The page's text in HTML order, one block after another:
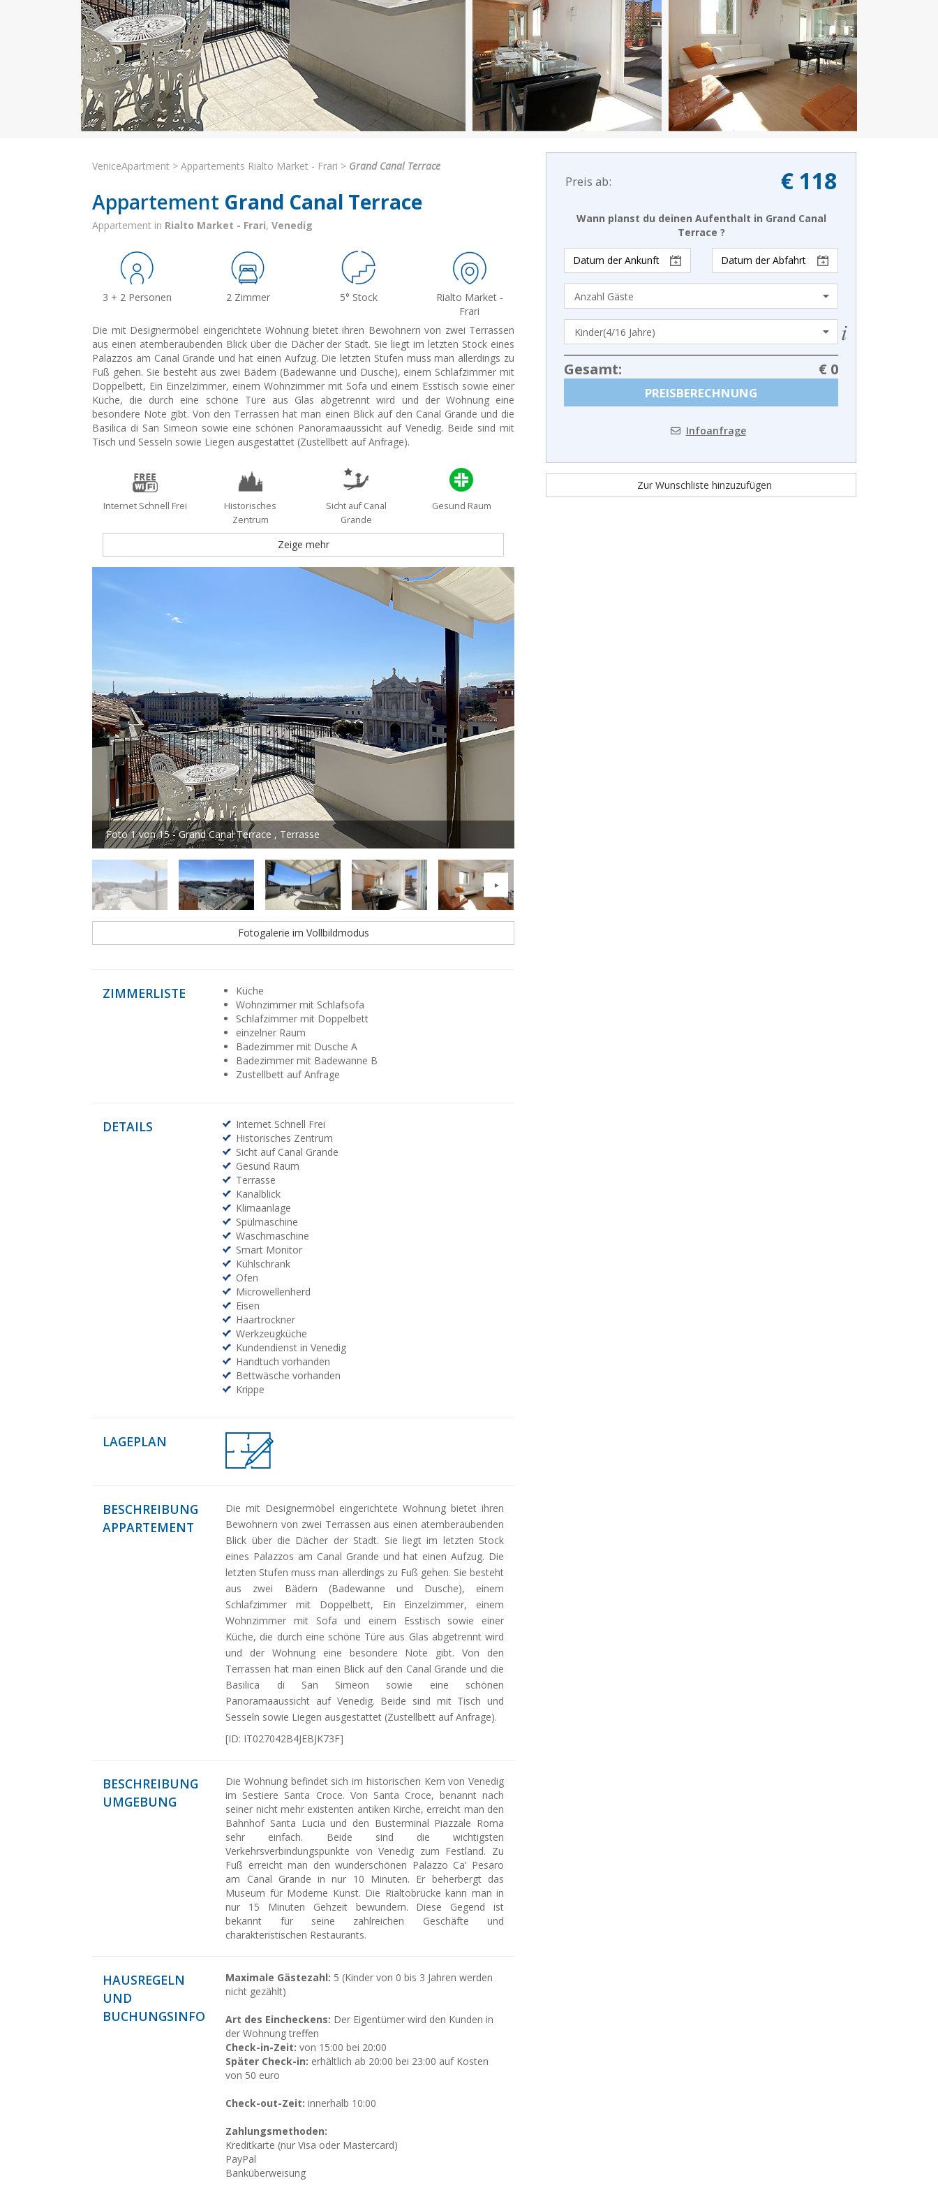
VeniceApartment > Appartements Rialto Market - Frari > Grand Canal Terrace
Appartement Grand Canal Terrace
Appartement in Rialto Market - Frari, Venedig
3 + 2 Personen 2 Zimmer 5° Stock
Rialto Market -
Frari
Die mit Designermöbel eingerichtete Wohnung bietet ihren Bewohnern von zwei Terrassen
aus einen atemberaubenden Blick über die Dächer der Stadt. Sie liegt im letzten Stock eines
Palazzos am Canal Grande und hat einen Aufzug. Die letzten Stufen muss man allerdings zu
Fuß gehen. Sie besteht aus zwei Bädern (Badewanne und Dusche), einem Schlafzimmer mit
Doppelbett, Ein Einzelzimmer, einem Wohnzimmer mit Sofa und einem Esstisch sowie einer
Küche, die durch eine schöne Türe aus Glas abgetrennt wird und der Wohnung eine
besondere Note gibt. Von den Terrassen hat man einen Blick auf den Canal Grande und die
Basilica di San Simeon sowie eine schönen Panoramaaussicht auf Venedig. Beide sind mit
Tisch und Sesseln sowie Liegen ausgestattet (Zustellbett auf Anfrage).
Internet Schnell Frei
Historisches
Zentrum
Sicht auf Canal
Grande
Gesund Raum
Zeige mehr
Foto 1 von 15 - Grand Canal Terrace , Terrasse
Fotogalerie im Vollbildmodus
ZIMMERLISTE
Küche
Wohnzimmer mit Schlafsofa
Schlafzimmer mit Doppelbett
einzelner Raum
Badezimmer mit Dusche A
Badezimmer mit Badewanne B
Zustellbett auf Anfrage
DETAILS
Internet Schnell Frei
Historisches Zentrum
Sicht auf Canal Grande
Gesund Raum
Terrasse
Kanalblick
Klimaanlage
Spülmaschine
Waschmaschine
Smart Monitor
Kühlschrank
Ofen
Microwellenherd
Eisen
Haartrockner
Werkzeugküche
Kundendienst in Venedig
Handtuch vorhanden
Bettwäsche vorhanden
Krippe
LAGEPLAN
BESCHREIBUNG
APPARTEMENT
Die mit Designermöbel eingerichtete Wohnung bietet ihren
Bewohnern von zwei Terrassen aus einen atemberaubenden
Blick über die Dächer der Stadt. Sie liegt im letzten Stock
eines Palazzos am Canal Grande und hat einen Aufzug. Die
letzten Stufen muss man allerdings zu Fuß gehen. Sie besteht
aus zwei Bädern (Badewanne und Dusche), einem
Schlafzimmer mit Doppelbett, Ein Einzelzimmer, einem
Wohnzimmer mit Sofa und einem Esstisch sowie einer
Küche, die durch eine schöne Türe aus Glas abgetrennt wird
und der Wohnung eine besondere Note gibt. Von den
Terrassen hat man einen Blick auf den Canal Grande und die
Basilica di San Simeon sowie eine schönen
Panoramaaussicht auf Venedig. Beide sind mit Tisch und
Sesseln sowie Liegen ausgestattet (Zustellbett auf Anfrage).
[ID: IT027042B4JEBJK73F]
BESCHREIBUNG
UMGEBUNG
Die Wohnung befindet sich im historischen Kern von Venedig
im Sestiere Santa Croce. Von Santa Croce, benannt nach
seiner nicht mehr existenten antiken Kirche, erreicht man den
Bahnhof Santa Lucia und den Busterminal Piazzale Roma
sehr einfach. Beide sind die wichtigsten
Verkehrsverbindungspunkte von Venedig zum Festland. Zu
Fuß erreicht man den wunderschönen Palazzo Ca’ Pesaro
am Canal Grande in nur 10 Minuten. Er beherbergt das
Museum für Moderne Kunst. Die Rialtobrücke kann man in
nur 15 Minuten Gehzeit bewundern. Diese Gegend ist
bekannt für seine zahlreichen Geschäfte und
charakteristischen Restaurants.
HAUSREGELN
UND
BUCHUNGSINFO
Maximale Gästezahl: 5 (Kinder von 0 bis 3 Jahren werden
nicht gezählt)
Art des Eincheckens: Der Eigentümer wird den Kunden in
der Wohnung treffen
Check-in-Zeit: von 15:00 bei 20:00
Später Check-in: erhältlich ab 20:00 bei 23:00 auf Kosten
von 50 euro
Check-out-Zeit: innerhalb 10:00
Zahlungsmethoden:
Kreditkarte (nur Visa oder Mastercard)
PayPal
Banküberweisung
Preis ab: € 118
Wann planst du deinen Aufenthalt in Grand Canal
Terrace ?
Gesamt: € 0
PREISBERECHNUNG
Infoanfrage
Zur Wunschliste hinzuzufügen